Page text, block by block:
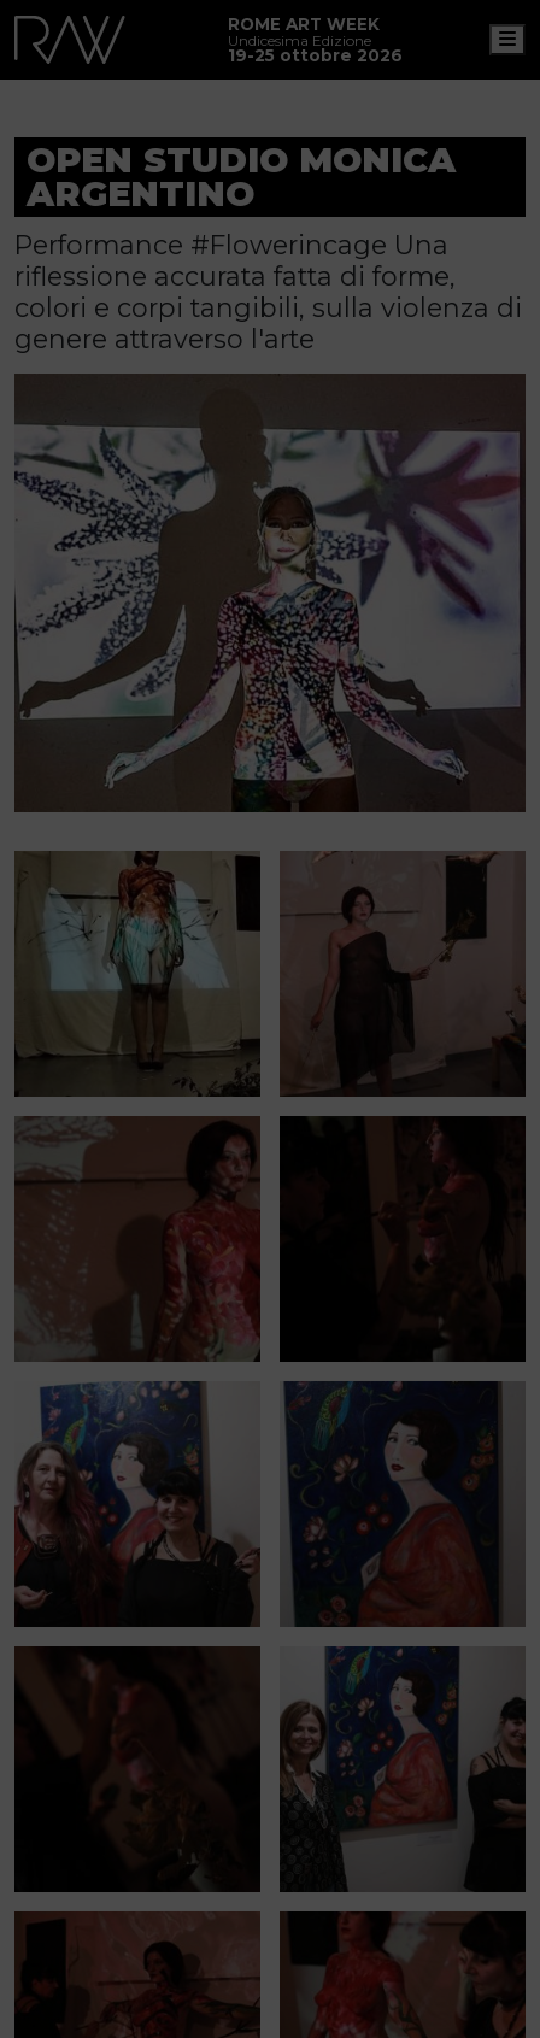
ROME ART WEEK
Undicesima Edizione
19-25 ottobre 2026
OPEN STUDIO MONICA
ARGENTINO
Performance #Flowerincage Una
riflessione accurata fatta di forme,
colori e corpi tangibili, sulla violenza di
genere attraverso l'arte